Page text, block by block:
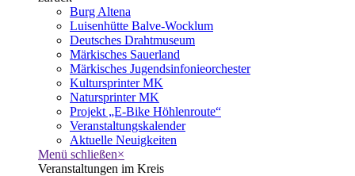
Burg Altena
Luisenhütte Balve-Wocklum
Deutsches Drahtmuseum
Märkisches Sauerland
Märkisches Jugendsinfonieorchester
Kultursprinter MK
Natursprinter MK
Projekt „E-Bike Höhlenroute“
Veranstaltungskalender
Aktuelle Neuigkeiten
Menü schließen×
Veranstaltungen im Kreis